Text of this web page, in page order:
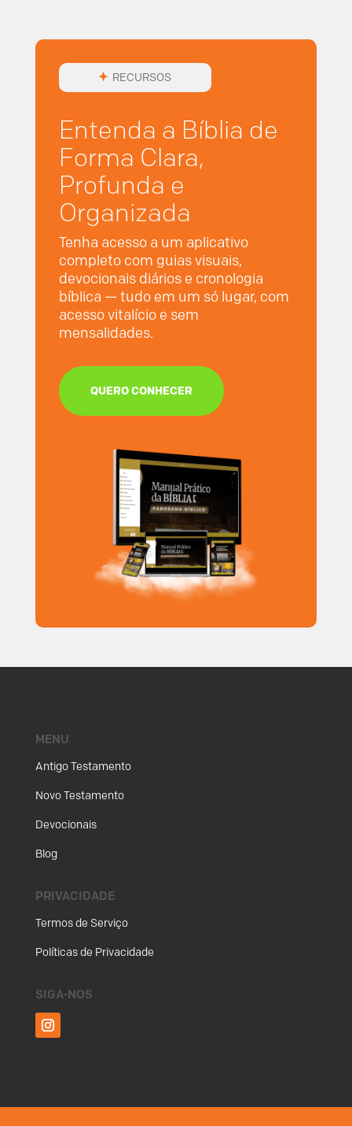
RECURSOS
Entenda a Bíblia de
Forma Clara,
Profunda e
Organizada
Tenha acesso a um aplicativo
completo com guias visuais,
devocionais diários e cronologia
bíblica — tudo em um só lugar, com
acesso vitalício e sem
mensalidades.
QUERO CONHECER
MENU
Antigo Testamento
Novo Testamento
Devocionais
Blog
PRIVACIDADE
Termos de Serviço
Políticas de Privacidade
SIGA-NOS